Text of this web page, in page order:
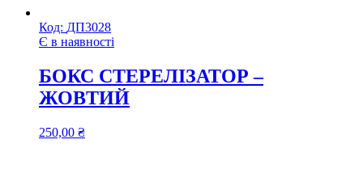
Код: ДП3028
Є в наявності
БОКС СТЕРЕЛІЗАТОР –
ЖОВТИЙ
250,00 ₴